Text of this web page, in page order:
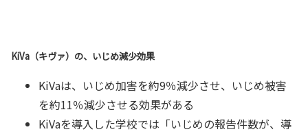
KiVa（キヴァ）の、いじめ減少効果
KiVaは、いじめ加害を約9％減少させ、いじめ被害
を約11％減少させる効果がある
KiVaを導入した学校では「いじめの報告件数が、導